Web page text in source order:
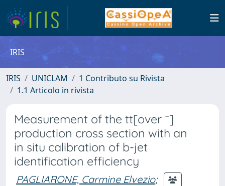
IRIS
IRIS UNICLAM
1 Contributo su Rivista
1.1 Articolo in rivista
Measurement of the tt[over ¯]
production cross section with an
in situ calibration of b-jet
identification efficiency
PAGLIARONE, Carmine Elvezio;